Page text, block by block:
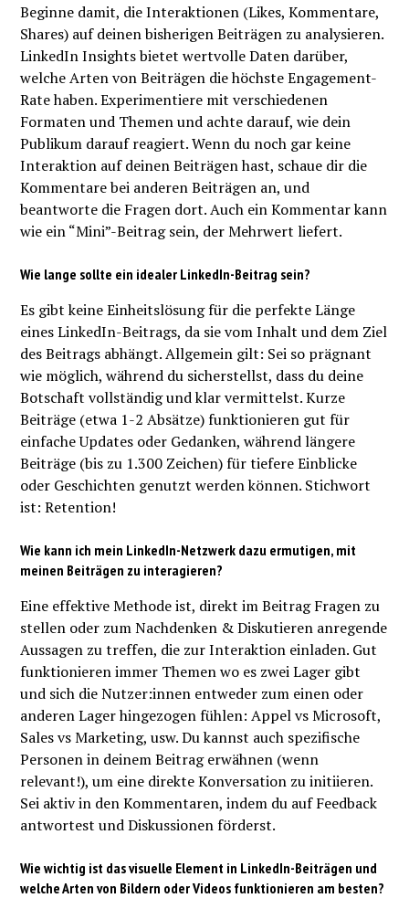
Beginne damit, die Interaktionen (Likes, Kommentare,
Shares) auf deinen bisherigen Beiträgen zu analysieren.
LinkedIn Insights bietet wertvolle Daten darüber,
welche Arten von Beiträgen die höchste Engagement-
Rate haben. Experimentiere mit verschiedenen
Formaten und Themen und achte darauf, wie dein
Publikum darauf reagiert. Wenn du noch gar keine
Interaktion auf deinen Beiträgen hast, schaue dir die
Kommentare bei anderen Beiträgen an, und
beantworte die Fragen dort. Auch ein Kommentar kann
wie ein “Mini”-Beitrag sein, der Mehrwert liefert.
Wie lange sollte ein idealer LinkedIn-Beitrag sein?
Es gibt keine Einheitslösung für die perfekte Länge
eines LinkedIn-Beitrags, da sie vom Inhalt und dem Ziel
des Beitrags abhängt. Allgemein gilt: Sei so prägnant
wie möglich, während du sicherstellst, dass du deine
Botschaft vollständig und klar vermittelst. Kurze
Beiträge (etwa 1-2 Absätze) funktionieren gut für
einfache Updates oder Gedanken, während längere
Beiträge (bis zu 1.300 Zeichen) für tiefere Einblicke
oder Geschichten genutzt werden können. Stichwort
ist: Retention!
Wie kann ich mein LinkedIn-Netzwerk dazu ermutigen, mit
meinen Beiträgen zu interagieren?
Eine effektive Methode ist, direkt im Beitrag Fragen zu
stellen oder zum Nachdenken & Diskutieren anregende
Aussagen zu treffen, die zur Interaktion einladen. Gut
funktionieren immer Themen wo es zwei Lager gibt
und sich die Nutzer:innen entweder zum einen oder
anderen Lager hingezogen fühlen: Appel vs Microsoft,
Sales vs Marketing, usw. Du kannst auch spezifische
Personen in deinem Beitrag erwähnen (wenn
relevant!), um eine direkte Konversation zu initiieren.
Sei aktiv in den Kommentaren, indem du auf Feedback
antwortest und Diskussionen förderst.
Wie wichtig ist das visuelle Element in LinkedIn-Beiträgen und
welche Arten von Bildern oder Videos funktionieren am besten?